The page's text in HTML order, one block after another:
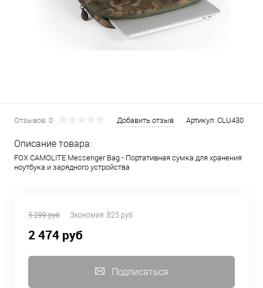
Отзывов: 0 Добавить отзыв Артикул: CLU430
Описание товара:
FOX CAMOLITE Messenger Bag - Портативная сумка для хранения
ноутбука и зарядного устройства
3 299 руб Экономия: 825 руб
2 474 руб
Подписаться